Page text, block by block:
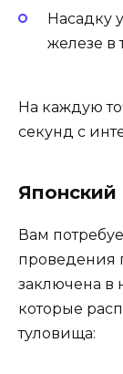
Насадку
железе в
На каждую
секунд с
Японский
Вам
проведения
заключена в
которые
туловища: